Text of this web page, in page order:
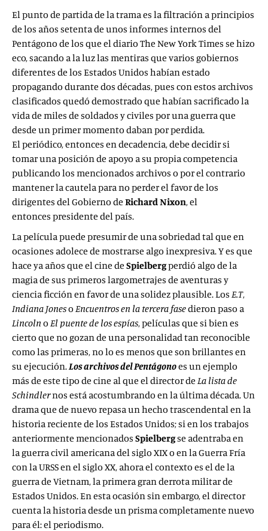
El punto de partida de la trama es la filtración a principios
de los años setenta de unos informes internos del
Pentágono de los que el diario The New York Times se hizo
eco, sacando a la luz las mentiras que varios gobiernos
diferentes de los Estados Unidos habían estado
propagando durante dos décadas, pues con estos archivos
clasificados quedó demostrado que habían sacrificado la
vida de miles de soldados y civiles por una guerra que
desde un primer momento daban por perdida.
El periódico, entonces en decadencia, debe decidir si
tomar una posición de apoyo a su propia competencia
publicando los mencionados archivos o por el contrario
mantener la cautela para no perder el favor de los
dirigentes del Gobierno de Richard Nixon, el
entonces presidente del país.
La película puede presumir de una sobriedad tal que en
ocasiones adolece de mostrarse algo inexpresiva. Y es que
hace ya años que el cine de Spielbergperdió algo de la
magia de sus primeros largometrajes de aventuras y
ciencia ficción en favor de una solidez plausible. Los E.T,
Indiana Joneso Encuentros en la tercera fasedieron paso a
Lincoln o El puente de los espías, películas que si bien es
cierto que no gozan de una personalidad tan reconocible
como las primeras, no lo es menos que son brillantes en
su ejecución.Los archivos del Pentágonoes un ejemplo
más de este tipo de cine al que el director de La lista de
Schindlernos está acostumbrando en la última década. Un
drama que de nuevo repasa un hecho trascendental en la
historia reciente de los Estados Unidos; si en los trabajos
anteriormente mencionados Spielbergse adentraba en
la guerra civil americana del siglo XIX o en la Guerra Fría
con la URSS en el siglo XX, ahora el contexto es el de la
guerra de Vietnam, la primera gran derrota militar de
Estados Unidos. En esta ocasión sin embargo, el director
cuenta la historia desde un prisma completamente nuevo
para él: el periodismo.